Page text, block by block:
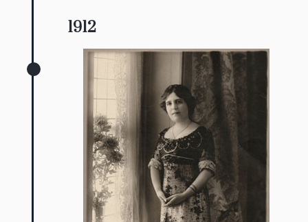
1912